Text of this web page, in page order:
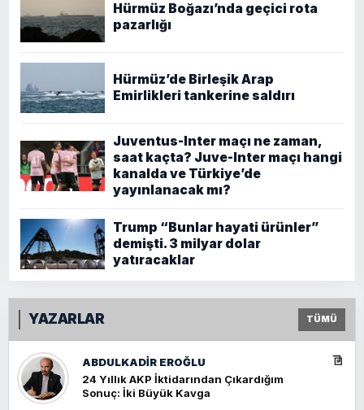
Hürmüz Boğazı’nda geçici rota
pazarlığı
Hürmüz’de Birleşik Arap
Emirlikleri tankerine saldırı
Juventus-Inter maçı ne zaman,
saat kaçta? Juve-Inter maçı hangi
kanalda ve Türkiye’de
yayınlanacak mı?
Trump “Bunlar hayati ürünler”
demişti. 3 milyar dolar
yatıracaklar
YAZARLAR TÜMÜ
ABDULKADIR EROĞLU
24 Yıllık AKP İktidarından Çıkardığım
Sonuç: İki Büyük Kavga